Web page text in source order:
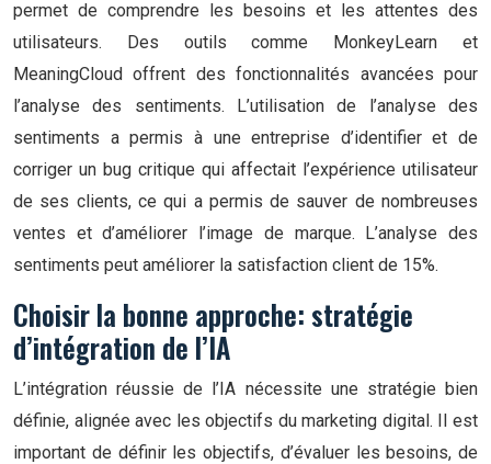
permet de comprendre les besoins et les attentes des
utilisateurs. Des outils comme MonkeyLearn et
MeaningCloud offrent des fonctionnalités avancées pour
l’analyse des sentiments. L’utilisation de l’analyse des
sentiments a permis à une entreprise d’identifier et de
corriger un bug critique qui affectait l’expérience utilisateur
de ses clients, ce qui a permis de sauver de nombreuses
ventes et d’améliorer l’image de marque. L’analyse des
sentiments peut améliorer la satisfaction client de 15%.
Choisir la bonne approche: stratégie
d’intégration de l’IA
L’intégration réussie de l’IA nécessite une stratégie bien
définie, alignée avec les objectifs du marketing digital. Il est
important de définir les objectifs, d’évaluer les besoins, de